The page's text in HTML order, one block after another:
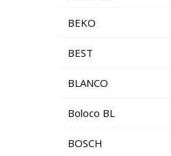
BEKO
BEST
BLANCO
Boloco BL
BOSCH